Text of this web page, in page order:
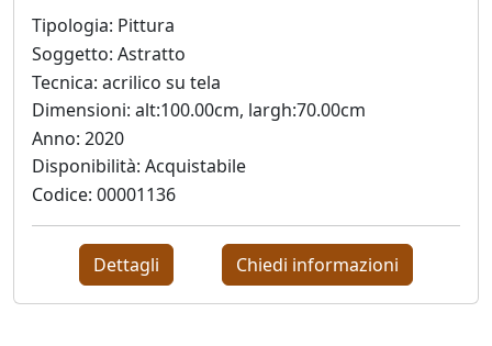
Giovanni
Iovacchini
Jimi
Gazzosa
(Domenico
Masullo)
Jože
Tipologia: Pittura
Soggetto: Astratto
Tecnica: acrilico su tela
Dimensioni: alt:100.00cm, largh:70.00cm
Anno: 2020
Disponibilità: Acquistabile
Codice: 00001136
Dettagli Chiedi informazioni